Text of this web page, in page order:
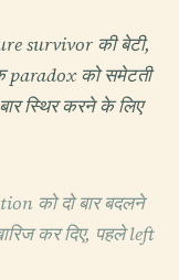
survivor की बेटी,
paradox को समेटती
स्थिर करने के लिए
को दो बार बदलने
कर दिए, पहले left